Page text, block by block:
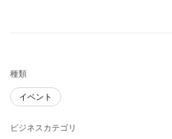
種類
イベント
ビジネスカテゴリ